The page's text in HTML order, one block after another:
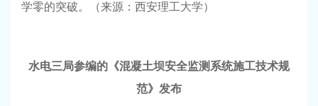
学零的突破。 （来源： 西安理工大学）
水电三局参编的《混凝土坝安全监测系统施工技术规
范》发布